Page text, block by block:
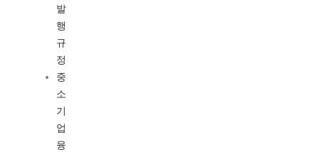
발
행
규
정
중
소
기
업
융